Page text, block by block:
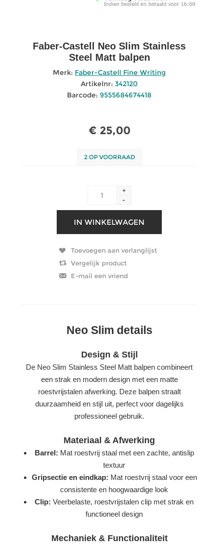
Faber-Castell Neo Slim Stainless
Steel Matt balpen
Merk: Faber-Castell Fine Writing
Artikelnr: 342120
Barcode: 9555684674418
€ 25,00
2 OP VOORRAAD
+
-
Neo Slim details
Design & Stijl
De Neo Slim Stainless Steel Matt balpen combineert
een strak en modern design met een matte
roestvrijstalen afwerking. Deze balpen straalt
duurzaamheid en stijl uit, perfect voor dagelijks
professioneel gebruik.
Materiaal & Afwerking
Barrel: Mat roestvrij staal met een zachte, antislip
textuur
Gripsectie en eindkap: Mat roestvrij staal voor een
consistente en hoogwaardige look
Clip: Veerbelaste, roestvrijstalen clip met strak en
functioneel design
Mechaniek & Functionaliteit